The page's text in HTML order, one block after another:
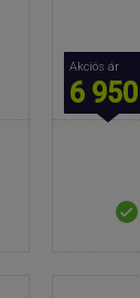
Akciós ár
6